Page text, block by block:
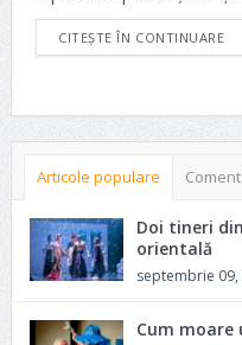
CITEȘTE ÎN CONTINUARE
Articole populare
Doi tineri
orientală
septembrie 09,
Cum moare